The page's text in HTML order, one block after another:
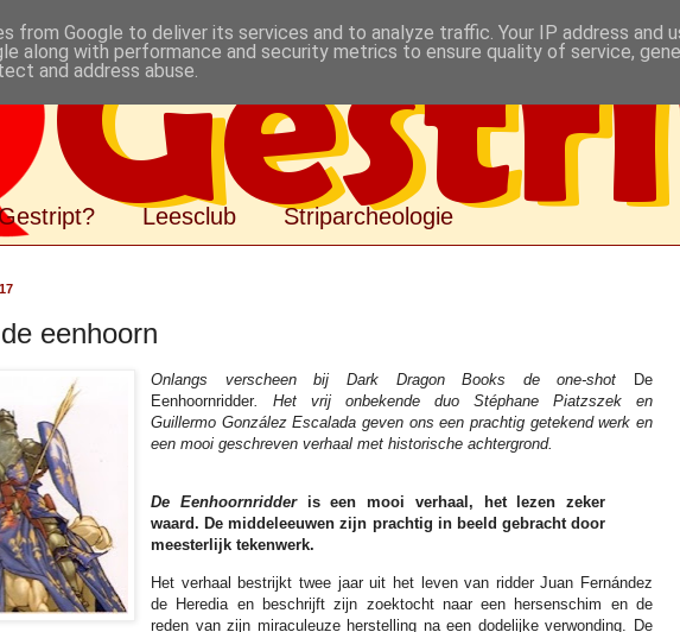
Gestript? Leesclub Striparcheologie
eenhoorn
Onlangs verscheen bij Dark Dragon Books de one-shot
De
Eenhoornridder. Het vrij onbekende duo Stéphane Piatzszek en
Guillermo González Escalada geven ons een prachtig getekend werk en
een mooi geschreven verhaal met historische achtergrond.
De Eenhoornridderis een mooi verhaal, het lezen zeker
waard. De middeleeuwen zijn prachtig in beeld gebracht door
meesterlijk tekenwerk.
Het verhaal bestrijkt twee jaar uit het leven van ridder Juan Fernández
de Heredia en beschrijft zijn zoektocht naar een hersenschim en de
reden van zijn miraculeuze herstelling na een dodelijke verwonding. De
from Google to deliver its services and to analyze traffic. Your IP address and
along with performance and security metrics to ensure quality of service,
and address abuse.